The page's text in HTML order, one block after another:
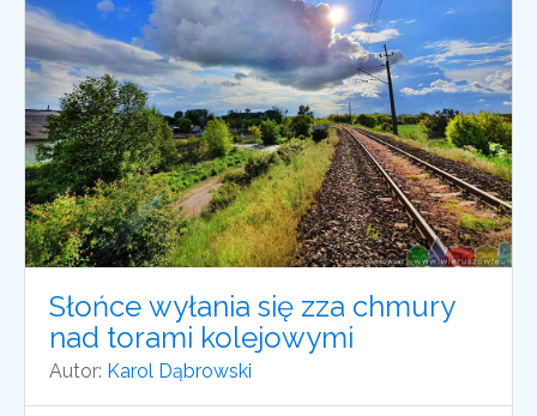
Słońce wyłania się zza chmury
nad torami kolejowymi
Autor: Karol Dąbrowski